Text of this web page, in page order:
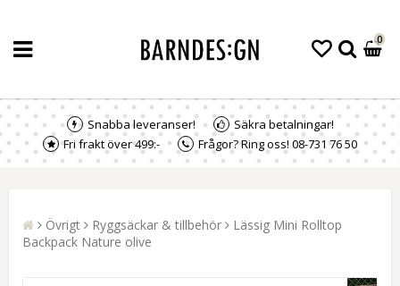
0
Snabba leveranser!
Säkra betalningar!
Fri frakt över 499:-
Frågor? Ring oss! 08-731 76 50
Övrigt Ryggsäckar & tillbehör
Lässig Mini Rolltop
Backpack Nature olive